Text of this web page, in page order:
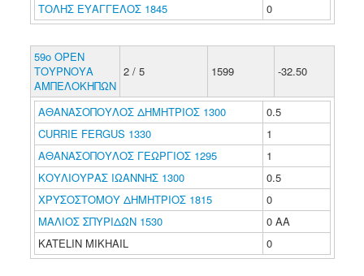
ΤΟΛΗΣ ΕΥΑΓΓΕΛΟΣ 1845
0
59ο ΟΡΕΝ
ΤΟΥΡΝΟΥΑ
ΑΜΠΕΛΟΚΗΠΩΝ
2 / 5 1599 -32.50
ΑΘΑΝΑΣΟΠΟΥΛΟΣ ΔΗΜΗΤΡΙΟΣ 1300
0.5
CURRIE FERGUS 1330
1
ΑΘΑΝΑΣΟΠΟΥΛΟΣ ΓΕΩΡΓΙΟΣ 1295
1
ΚΟΥΛΙΟΥΡΑΣ ΙΩΑΝΝΗΣ 1300
0.5
ΧΡΥΣΟΣΤΟΜΟΥ ΔΗΜΗΤΡΙΟΣ 1815
0
ΜΑΛΙΟΣ ΣΠΥΡΙΔΩΝ 1530
0 ΑΑ
KATELIN MIKHAIL
0